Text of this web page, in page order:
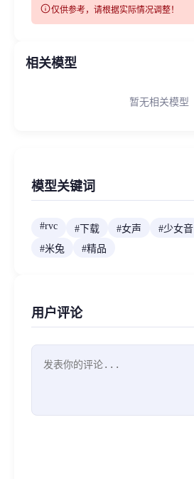
info仅供参考，请根据实际情况调整！
相关模型
暂无相关模型
模型关键词
#rvc # 下载 #女声 #少女音
#米兔 #精品
用户评论